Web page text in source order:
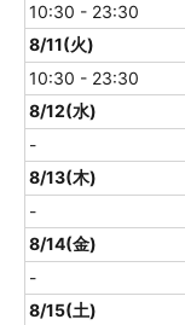
10:30 - 23:30
8/11(火)
10:30 - 23:30
8/12(水)
-
8/13(木)
-
8/14(金)
-
8/15(土)